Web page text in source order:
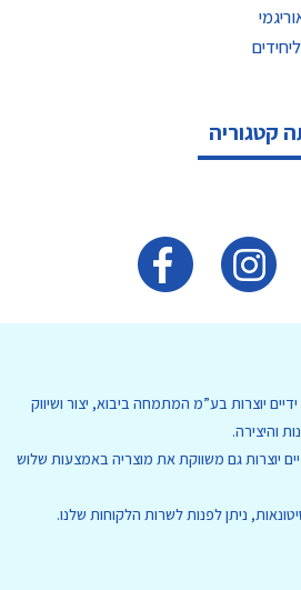
קטגוריה
יוצרות בע”מ המתמחה ביבוא, יצור ושיווק
והיצירה.
יוצרות גם משווקת את מוצריה באמצעות שלוש
ניתן לפנות לשרות הלקוחות שלנו.